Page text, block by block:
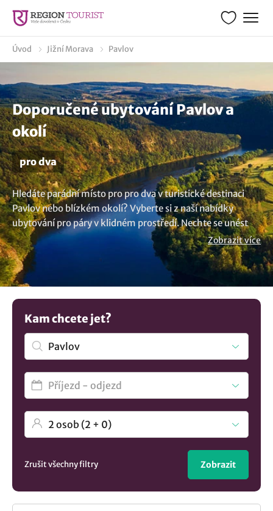
Úvod Jižní Morava Pavlov
Doporučené ubytování Pavlov a
okolí
pro dva
Hledáte parádní místo pro pro dva v turistické destinaci
Pavlov nebo blízkém okolí? Vyberte si z naší nabídky
ubytování pro páry v klidném prostředí. Nechte se unést
atmosférou romantických hotelů, penzionů, útulných
chat či stylových apartmánů. Vychutnejte si pobyt ve dvou
a dopřejte si romantické večeře nebo strávení chvile ve
wellness. Máte jinou představu? Podívejte se na více tipů na
ubytování v lokalitě Pavlov..
Zobrazit více
Kam chcete jet?
Zrušit všechny filtry Zobrazit